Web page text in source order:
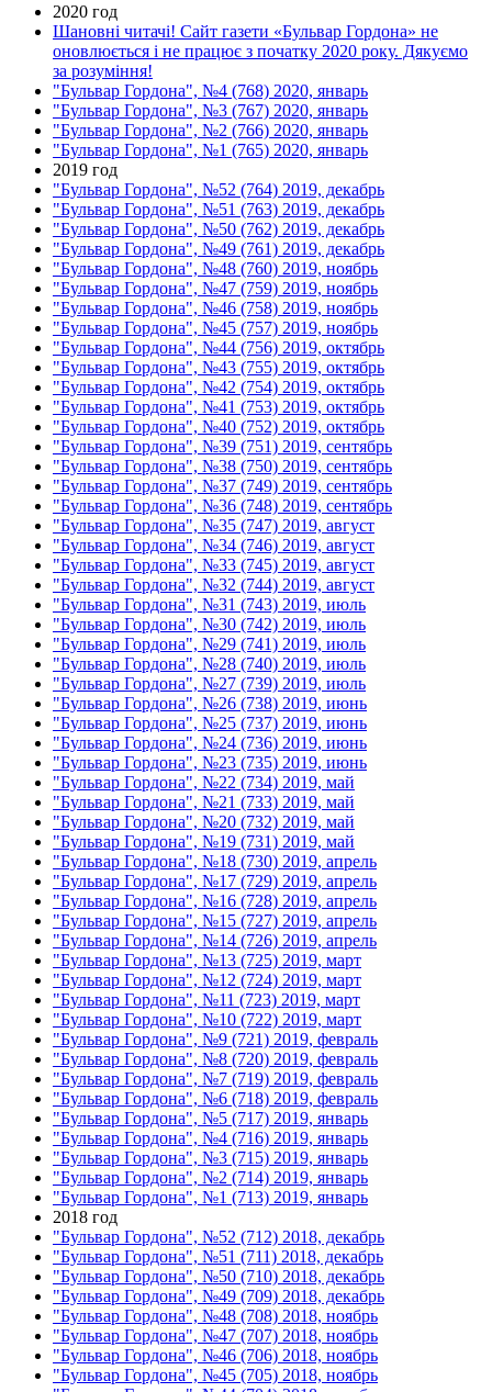
2020 год
Шановні читачі! Сайт газети «Бульвар Гордона» не
оновлюється і не працює з початку 2020 року. Дякуємо
за розуміння!
"Бульвар Гордона", №4 (768) 2020, январь
"Бульвар Гордона", №3 (767) 2020, январь
"Бульвар Гордона", №2 (766) 2020, январь
"Бульвар Гордона", №1 (765) 2020, январь
2019 год
"Бульвар Гордона", №52 (764) 2019, декабрь
"Бульвар Гордона", №51 (763) 2019, декабрь
"Бульвар Гордона", №50 (762) 2019, декабрь
"Бульвар Гордона", №49 (761) 2019, декабрь
"Бульвар Гордона", №48 (760) 2019, ноябрь
"Бульвар Гордона", №47 (759) 2019, ноябрь
"Бульвар Гордона", №46 (758) 2019, ноябрь
"Бульвар Гордона", №45 (757) 2019, ноябрь
"Бульвар Гордона", №44 (756) 2019, октябрь
"Бульвар Гордона", №43 (755) 2019, октябрь
"Бульвар Гордона", №42 (754) 2019, октябрь
"Бульвар Гордона", №41 (753) 2019, октябрь
"Бульвар Гордона", №40 (752) 2019, октябрь
"Бульвар Гордона", №39 (751) 2019, сентябрь
"Бульвар Гордона", №38 (750) 2019, сентябрь
"Бульвар Гордона", №37 (749) 2019, сентябрь
"Бульвар Гордона", №36 (748) 2019, сентябрь
"Бульвар Гордона", №35 (747) 2019, август
"Бульвар Гордона", №34 (746) 2019, август
"Бульвар Гордона", №33 (745) 2019, август
"Бульвар Гордона", №32 (744) 2019, август
"Бульвар Гордона", №31 (743) 2019, июль
"Бульвар Гордона", №30 (742) 2019, июль
"Бульвар Гордона", №29 (741) 2019, июль
"Бульвар Гордона", №28 (740) 2019, июль
"Бульвар Гордона", №27 (739) 2019, июль
"Бульвар Гордона", №26 (738) 2019, июнь
"Бульвар Гордона", №25 (737) 2019, июнь
"Бульвар Гордона", №24 (736) 2019, июнь
"Бульвар Гордона", №23 (735) 2019, июнь
"Бульвар Гордона", №22 (734) 2019, май
"Бульвар Гордона", №21 (733) 2019, май
"Бульвар Гордона", №20 (732) 2019, май
"Бульвар Гордона", №19 (731) 2019, май
"Бульвар Гордона", №18 (730) 2019, апрель
"Бульвар Гордона", №17 (729) 2019, апрель
"Бульвар Гордона", №16 (728) 2019, апрель
"Бульвар Гордона", №15 (727) 2019, апрель
"Бульвар Гордона", №14 (726) 2019, апрель
"Бульвар Гордона", №13 (725) 2019, март
"Бульвар Гордона", №12 (724) 2019, март
"Бульвар Гордона", №11 (723) 2019, март
"Бульвар Гордона", №10 (722) 2019, март
"Бульвар Гордона", №9 (721) 2019, февраль
"Бульвар Гордона", №8 (720) 2019, февраль
"Бульвар Гордона", №7 (719) 2019, февраль
"Бульвар Гордона", №6 (718) 2019, февраль
"Бульвар Гордона", №5 (717) 2019, январь
"Бульвар Гордона", №4 (716) 2019, январь
"Бульвар Гордона", №3 (715) 2019, январь
"Бульвар Гордона", №2 (714) 2019, январь
"Бульвар Гордона", №1 (713) 2019, январь
2018 год
"Бульвар Гордона", №52 (712) 2018, декабрь
"Бульвар Гордона", №51 (711) 2018, декабрь
"Бульвар Гордона", №50 (710) 2018, декабрь
"Бульвар Гордона", №49 (709) 2018, декабрь
"Бульвар Гордона", №48 (708) 2018, ноябрь
"Бульвар Гордона", №47 (707) 2018, ноябрь
"Бульвар Гордона", №46 (706) 2018, ноябрь
"Бульвар Гордона", №45 (705) 2018, ноябрь